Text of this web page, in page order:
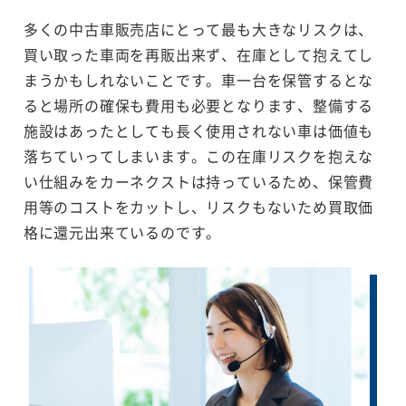
多くの中古車販売店にとって最も大きなリスクは、
買い取った車両を再販出来ず、在庫として抱えてし
まうかもしれないことです。車一台を保管するとな
ると場所の確保も費用も必要となります、整備する
施設はあったとしても長く使用されない車は価値も
落ちていってしまいます。この在庫リスクを抱えな
い仕組みをカーネクストは持っているため、保管費
用等のコストをカットし、リスクもないため買取価
格に還元出来ているのです。